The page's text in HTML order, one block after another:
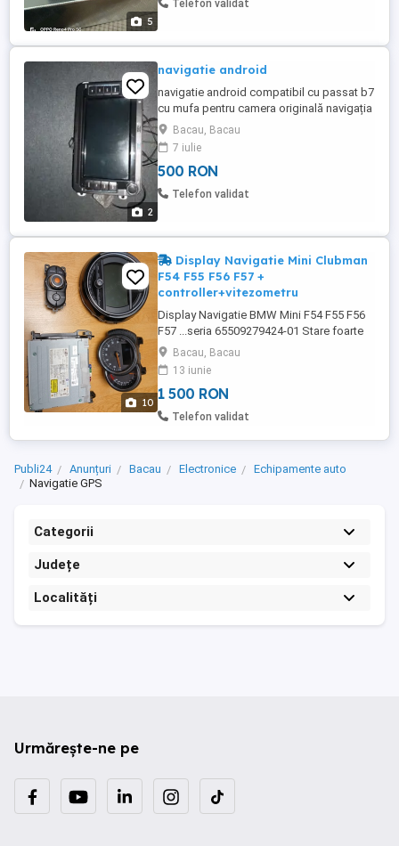
5
Telefon validat
2
navigatie android
navigatie android compatibil cu passat b7
cu mufa pentru camera originală navigația
este noua.
Bacau, Bacau
7 iulie
500 RON
Telefon validat
10
Display Navigatie Mini Clubman
F54 F55 F56 F57 +
controller+vitezometru
Display Navigatie BMW Mini F54 F55 F56
F57 ...seria 65509279424-01 Stare foarte
buna Controler seria 2315 Vitezometru
seria 0000462984 in MILE Relatii la telefon.
Bacau, Bacau
13 iunie
1 500 RON
Telefon validat
Publi24 Anunțuri Bacau Electronice
Echipamente auto
Navigatie GPS
Categorii
Județe
Localități
Urmărește-ne pe